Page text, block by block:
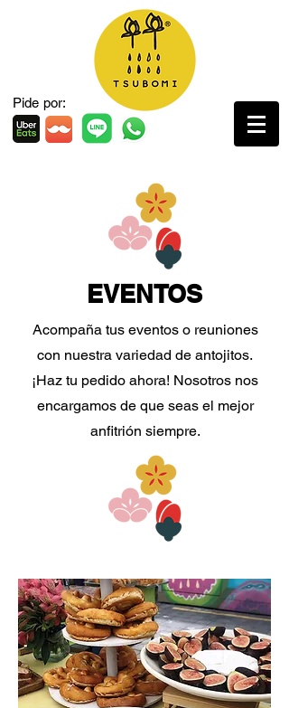
Pide por:
EVENTOS
Acompaña tus eventos o reuniones
con nuestra variedad de antojitos.
¡Haz tu pedido ahora! Nosotros nos
encargamos de que seas el mejor
anfitrión siempre.